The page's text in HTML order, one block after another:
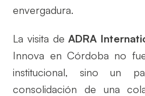
envergadura.
La visita deADRA
Innova en Córdoba no
institucional, sino un
consolidación de una